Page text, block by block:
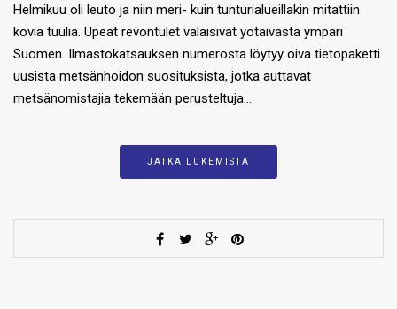
Helmikuu oli leuto ja niin meri- kuin tunturialueillakin mitattiin
kovia tuulia. Upeat revontulet valaisivat yötaivasta ympäri
Suomen. Ilmastokatsauksen numerosta löytyy oiva tietopaketti
uusista metsänhoidon suosituksista, jotka auttavat
metsänomistajia tekemään perusteltuja…
JATKA LUKEMISTA